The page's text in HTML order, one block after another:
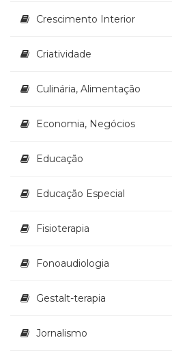
(22)
africanos
Terapia
Ocupacional
Treinamento
RH
Turismo
Prática
Crescimento Interior
Criatividade
Culinária, Alimentação
Economia, Negócios
Educação
Educação Especial
Fisioterapia
Fonoaudiologia
Gestalt-terapia
Jornalismo